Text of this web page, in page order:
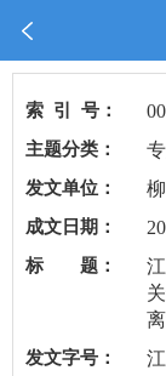
索 引 号：
主题分类：
发文单位：
成文日期：
标 题：
发文字号：